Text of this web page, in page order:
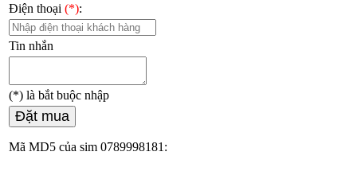
Điện thoại (*):
Tin nhắn
(*) là bắt buộc nhập
Đặt mua
Mã MD5 của sim 0789998181: